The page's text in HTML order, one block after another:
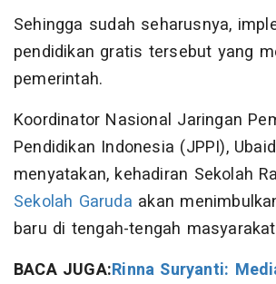
Sehingga sudah seharusnya,
pendidikan gratis tersebut yang
pemerintah.
Koordinator Nasional Jaringan
Pendidikan Indonesia (JPPI),
menyatakan, kehadiran Sekolah
Sekolah Garuda akan
baru di tengah-tengah
BACA JUGA:Rinna Suryanti: